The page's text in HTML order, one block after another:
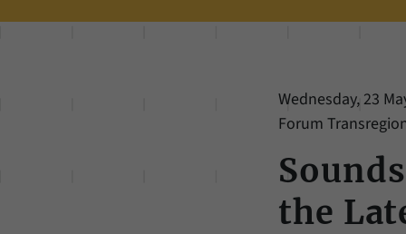
Wednesday, 23
Forum
the